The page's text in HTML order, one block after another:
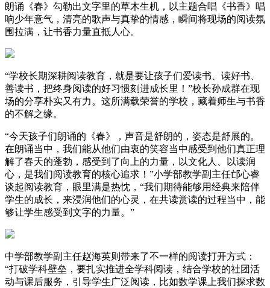
朗诵《春》勾勒出文字里的草木生机，以主题合唱《书香》唱
响少年意气，清亮的歌声与真挚的情感，瞬间将现场的阅读氛
围拉满，让书香力量直抵人心。
“学校长期深耕阅读教育，就是要让孩子们爱读书、读好书、
善读书，把终身阅读的好习惯刻进成长里！”校长孙成群在现
场的分享朴实又有力。这所满载荣誉的学校，藏着师生与书香
的不解之缘。
“今天孩子们朗诵的《春》，声音是舒朗的，姿态是舒展的。
在朗诵当中，我们能从他们由衷的笑容当中感受到他们真正理
解了春天的蓬勃，感受到了向上的力量，以文化人、以读润
心，是我们阅读教育的核心追求！”小学部教学副主任邙心睿
谈起阅读教育，眼里满是热忱，“我们期待能够用经典来陪伴
学生的成长，来浸润他们的心灵，在共读赏读的过程当中，能
够让学生感受到文字的力量。”
中学部教学副主任赵海英则带来了不一样的阅读打开方式：
“打破学科壁垒，要扎实推进全学科阅读，结合学校的社团活
动与课后服务，引导学生广泛阅读，比如数学课上我们探求数